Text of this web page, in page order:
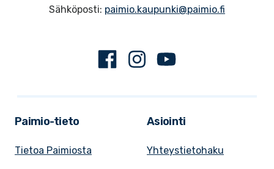
Sähköposti: paimio.kaupunki@paimio.fi
FacebookInstagram
Paimio-tieto
Tietoa Paimiosta
Asiointi
Yhteystietohaku